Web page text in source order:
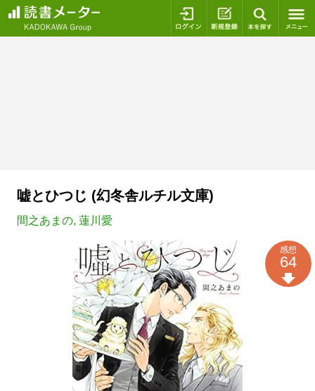
ログイン 新規登録
嘘とひつじ (幻冬舎ルチル文庫)
間之あまの, 蓮川愛
感想
64